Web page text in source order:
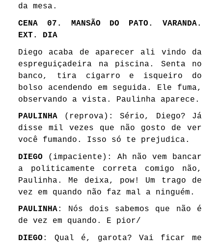
da mesa.
CENA 07. MANSÃO DO PATO. VARANDA.
EXT. DIA
Diego acaba de aparecer ali vindo da
espreguiçadeira na piscina. Senta no
banco, tira cigarro e isqueiro do
bolso acendendo em seguida. Ele fuma,
observando a vista. Paulinha aparece.
PAULINHA (reprova): Sério, Diego? Já
disse mil vezes que não gosto de ver
você fumando. Isso só te prejudica.
DIEGO (impaciente): Ah não vem bancar
a politicamente correta comigo não,
Paulinha. Me deixa, pow! Um trago de
vez em quando não faz mal a ninguém.
PAULINHA: Nós dois sabemos que não é
de vez em quando. E pior/
DIEGO : Qual é, garota? Vai ficar me